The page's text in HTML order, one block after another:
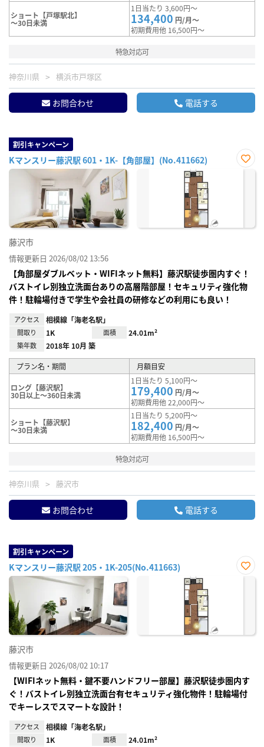
ショート【戸塚駅北】
～30日未満
1日当たり 3,600円～
134,400 円/月～
初期費用他 16,500円～
特急対応可
神奈川県 横浜市戸塚区
お問合わせ 電話する
割引キャンペーン
Kマンスリー藤沢駅 601・1K-【角部屋】(No.411662)
お気
藤沢市
情報更新日 2026/08/02 13:56
【角部屋ダブルベット・WIFIネット無料】藤沢駅徒歩圏内すぐ！
バストイレ別独立洗面台ありの高層階部屋！セキュリティ強化物
件！駐輪場付きで学生や会社員の研修などの利用にも良い！
アクセス 相模線「海老名駅」
間取り 1K 面積 24.01m²
築年数 2018年 10月 築
プラン名・期間 月額目安
ロング【藤沢駅】
30日以上～360日未満
1日当たり 5,100円～
179,400 円/月～
初期費用他 22,000円～
ショート【藤沢駅】
～30日未満
1日当たり 5,200円～
182,400 円/月～
初期費用他 16,500円～
特急対応可
神奈川県 藤沢市
お問合わせ 電話する
割引キャンペーン
Kマンスリー藤沢駅 205・1K-205(No.411663)
お気
藤沢市
情報更新日 2026/08/02 10:17
【WIFIネット無料・鍵不要ハンドフリー部屋】藤沢駅徒歩圏内す
ぐ！バストイレ別独立洗面台有セキュリティ強化物件！駐輪場付
でキーレスでスマートな設計！
アクセス 相模線「海老名駅」
間取り 1K 面積 24.01m²